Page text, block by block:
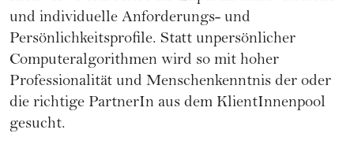
und individuelle Anforderungs- und
Persönlichkeitsprofile. Statt unpersönlicher
Computeralgorithmen wird so mit hoher
Professionalität und Menschenkenntnis der oder
die richtige PartnerIn aus dem KlientInnenpool
gesucht.